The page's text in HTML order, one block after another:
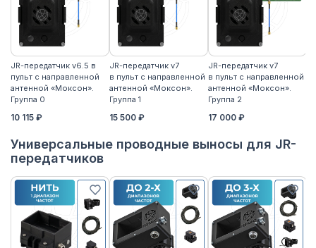
JR-передатчик v6.5 в
пульт с направленной
антенной «Моксон».
Группа 0
10 115 ₽
JR-передатчик v7
в пульт с направленной
антенной «Моксон».
Группа 1
15 500 ₽
JR-передатчик v7
в пульт с направленной
антенной «Моксон».
Группа 2
17 000 ₽
Универсальные проводные выносы для JR-
передатчиков